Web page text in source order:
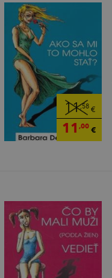
11,58€
11 ,00€